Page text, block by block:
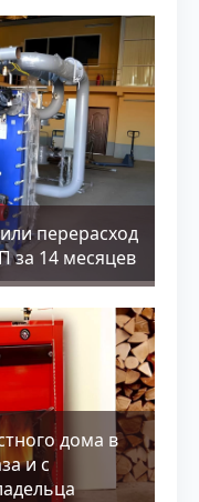
перерасход
за 14 месяцев
дома в
и с